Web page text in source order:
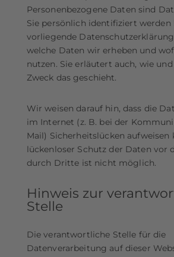
Personenbezogene Daten sind
Sie persönlich identifiziert werden
vorliegende
welche Daten wir erheben und
nutzen. Sie erläutert auch, wie
Zweck das geschieht.
Wir weisen darauf hin, dass die
im Internet (z. B. bei der
Mail) Sicherheitslücken aufweisen
lückenloser Schutz der Daten vor
durch Dritte ist nicht möglich.
Hinweis zur
Stelle
Die verantwortliche Stelle für die
Datenverarbeitung auf dieser